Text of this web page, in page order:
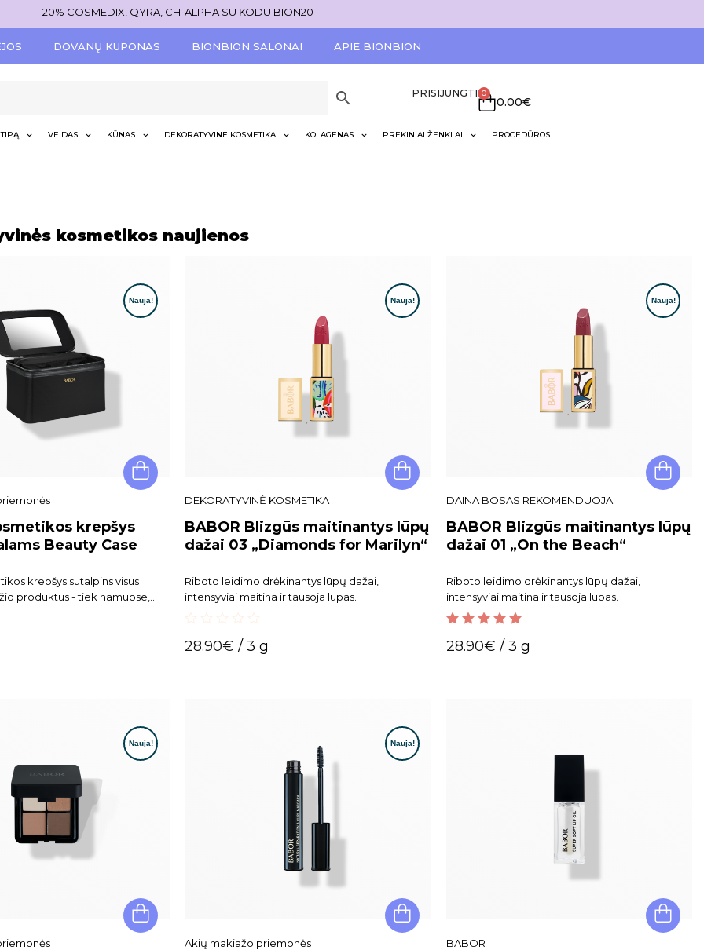
-20% COSMEDIX, QYRA, CH-ALPHA SU KODU BION20
DOVANŲ KUPONAS BIONBION SALONAI APIE BIONBION
PRISIJUNGTI
0.00€
0
VEIDAS KŪNAS DEKORATYVINĖ KOSMETIKA KOLAGENAS PREKINIAI ŽENKLAI PROCEDŪROS
kosmetikos naujienos
krepšys
Beauty Case
krepšys sutalpins visus
produktus - tiek namuose,
DEKORATYVINĖ KOSMETIKA
BABOR Blizgūs maitinantys lūpų
dažai 03 „Diamonds for Marilyn“
Riboto leidimo drėkinantys lūpų dažai,
intensyviai maitina ir tausoja lūpas.
out
28.90€ / 3 g
DAINA BOSAS REKOMENDUOJA
BABOR Blizgūs maitinantys lūpų
dažai 01 „On the Beach“
Riboto leidimo drėkinantys lūpų dažai,
intensyviai maitina ir tausoja lūpas.
out of 5
28.90€ / 3 g
Akių makiažo priemonės BABOR